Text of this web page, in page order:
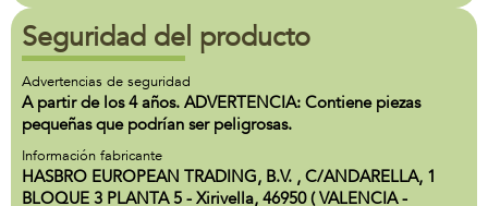
Seguridad del producto
Advertencias de seguridad
A partir de los 4 años. ADVERTENCIA: Contiene piezas
pequeñas que podrían ser peligrosas.
Información fabricante
HASBRO EUROPEAN TRADING, B.V. , C/ANDARELLA, 1
BLOQUE 3 PLANTA 5 - Xirivella, 46950 ( VALENCIA -